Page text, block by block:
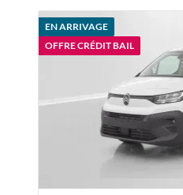
EN ARRIVAGE
OFFRE CRÉDIT BAIL